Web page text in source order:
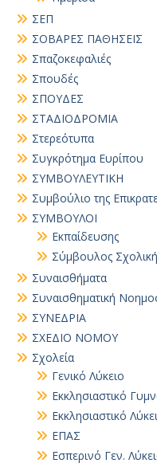
ΣΕΠ
ΣΟΒΑΡΕΣ ΠΑΘΗΣΕΙΣ
Σπαζοκεφαλιές
Σπουδές
ΣΠΟΥΔΕΣ
ΣΤΑΔΙΟΔΡΟΜΙΑ
Στερεότυπα
Συγκρότημα Ευρίπου
ΣΥΜΒΟΥΛΕΥΤΙΚΗ
Συμβούλιο της
ΣΥΜΒΟΥΛΟΙ
Εκπαίδευσης
Σύμβουλος
Συναισθήματα
Συναισθηματική
ΣΥΝΕΔΡΙΑ
ΣΧΕΔΙΟ ΝΟΜΟΥ
Σχολεία
Γενικό Λύκειο
Εκκλησιαστικό
Εκκλησιαστικό
ΕΠΑΣ
Εσπερινό Γεν.